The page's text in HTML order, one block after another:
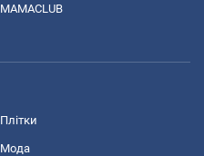
MAMACLUB
Плітки
Мода